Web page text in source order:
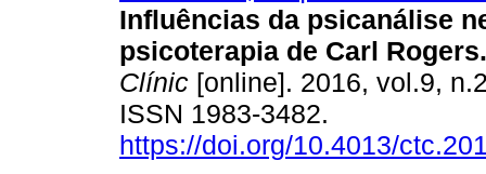
Influências da psicanálise
psicoterapia de Carl Rogers.
Clínic [online]. 2016, vol.9,
ISSN 1983-3482.
https://doi.org/10.4013/